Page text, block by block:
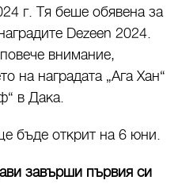
г. Тя беше обявена за
Dezeen 2024.
внимание,
на наградата „Ага Хан“
в Дака.
бъде открит на 6 юни.
завърши първия си